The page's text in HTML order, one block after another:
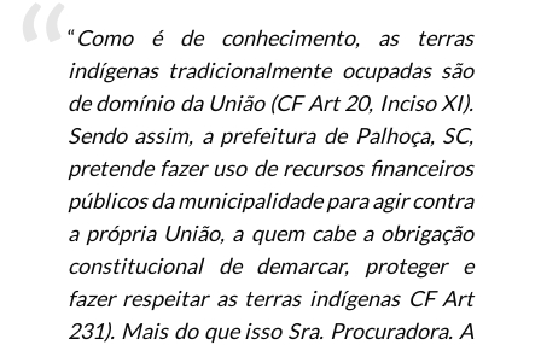
“Como é de conhecimento, as terras
indígenas tradicionalmente ocupadas são
de domínio da União (CF Art 20, Inciso XI).
Sendo assim, a prefeitura de Palhoça, SC,
pretende fazer uso de recursos financeiros
públicos da municipalidade para agir contra
a própria União, a quem cabe a obrigação
constitucional de demarcar, proteger e
fazer respeitar as terras indígenas CF Art
231). Mais do que isso Sra. Procuradora. A